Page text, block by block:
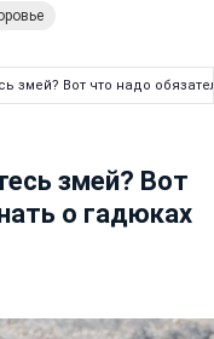
змей? Вот что надо
змей? Вот
о гадюках